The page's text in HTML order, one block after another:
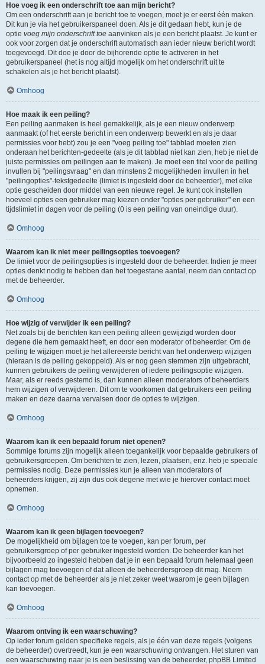
Hoe voeg ik een onderschrift toe aan mijn bericht?
Om een onderschrift aan je bericht toe te voegen, moet je er eerst één maken.
Dit kun je via het gebruikerspaneel doen. Als je dit gedaan hebt, kun je de
optie voeg mijn onderschrift toe aanvinken als je een bericht plaatst. Je kunt er
ook voor zorgen dat je onderschrift automatisch aan ieder nieuw bericht wordt
toegevoegd. Dit doe je door de bijhorende optie te activeren in het
gebruikerspaneel (het is nog altijd mogelijk om het onderschrift uit te
schakelen als je het bericht plaatst).
Omhoog
Hoe maak ik een peiling?
Een peiling aanmaken is heel gemakkelijk, als je een nieuw onderwerp
aanmaakt (of het eerste bericht in een onderwerp bewerkt en als je daar
permissies voor hebt) zou je een "voeg peiling toe" tabblad moeten zien
onderaan het berichten-gedeelte (als je dit tabblad niet kan zien, heb je niet de
juiste permissies om peilingen aan te maken). Je moet een titel voor de peiling
invullen bij "peilingsvraag" en dan minstens 2 mogelijkheden invullen in het
"peilingopties"-tekstgedeelte (limiet is ingesteld door de beheerder), met elke
optie gescheiden door middel van een nieuwe regel. Je kunt ook instellen
hoeveel opties een gebruiker mag kiezen onder "opties per gebruiker" en een
tijdslimiet in dagen voor de peiling (0 is een peiling van oneindige duur).
Omhoog
Waarom kan ik niet meer peilingsopties toevoegen?
De limiet voor de peilingsopties is ingesteld door de beheerder. Indien je meer
opties denkt nodig te hebben dan het toegestane aantal, neem dan contact op
met de beheerder.
Omhoog
Hoe wijzig of verwijder ik een peiling?
Net zoals bij de berichten kan een peiling alleen gewijzigd worden door
degene die hem gemaakt heeft, en door een moderator of beheerder. Om de
peiling te wijzigen moet je het allereerste bericht van het onderwerp wijzigen
(hieraan is de peiling gekoppeld). Als er nog geen stemmen zijn uitgebracht,
kunnen gebruikers de peiling verwijderen of iedere peilingsoptie wijzigen.
Maar, als er reeds gestemd is, dan kunnen alleen moderators of beheerders
hem wijzigen of verwijderen. Dit om te voorkomen dat gebruikers een peiling
maken en deze daarna vervalsen door de opties te wijzigen.
Omhoog
Waarom kan ik een bepaald forum niet openen?
Sommige forums zijn mogelijk alleen toegankelijk voor bepaalde gebruikers of
gebruikersgroepen. Om berichten te zien, lezen, plaatsen, enz. heb je speciale
permissies nodig. Deze permissies kun je alleen van moderators of
beheerders krijgen, zij zijn dus ook degene met wie je hierover contact moet
opnemen.
Omhoog
Waarom kan ik geen bijlagen toevoegen?
De mogelijkheid om bijlagen toe te voegen, kan per forum, per
gebruikersgroep of per gebruiker ingesteld worden. De beheerder kan het
bijvoorbeeld zo ingesteld hebben dat je in een bepaald forum helemaal geen
bijlagen mag toevoegen of dat alleen de beheerdersgroep dit mag. Neem
contact op met de beheerder als je niet zeker weet waarom je geen bijlagen
kan toevoegen.
Omhoog
Waarom ontving ik een waarschuwing?
Op ieder forum gelden specifieke regels, als je één van deze regels (volgens
de beheerder) overtreedt, kun je een waarschuwing ontvangen. Het sturen van
een waarschuwing naar je is een beslissing van de beheerder, phpBB Limited